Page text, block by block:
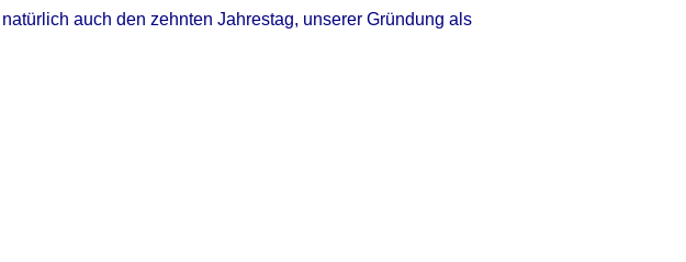
auch den zehnten Jahrestag, unserer Gründung als